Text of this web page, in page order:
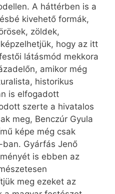
A háttérben is a
kivehető formák,
zöldek,
hogy az itt
látásmód mekkora
amikor még
historikus
is elfogadott
szerte a hivatalos
meg, Benczúr Gyula
képe még csak
Gyárfás Jenő
is ebben az
meg ezeket az